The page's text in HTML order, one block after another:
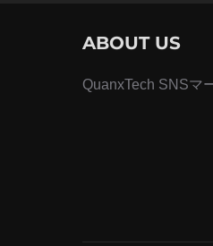
ABOUT US
QuanxTech SNSマ